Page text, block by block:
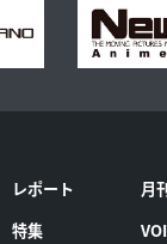
レポート
特集
月